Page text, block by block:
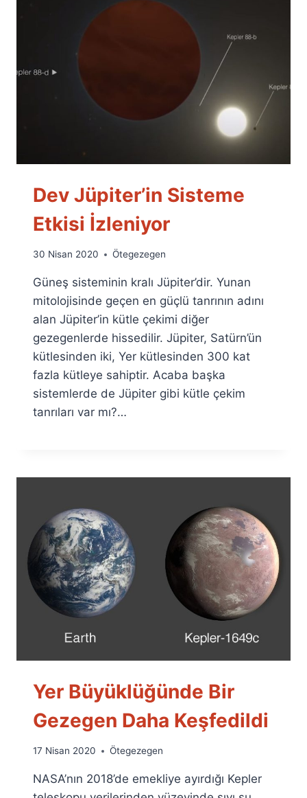
Dev Jüpiter’in Sisteme
Etkisi İzleniyor
By
Fuat
Özyar
30 Nisan 2020 Ötegezegen
Güneş sisteminin kralı Jüpiter’dir. Yunan
mitolojisinde geçen en güçlü tanrının adını
alan Jüpiter’in kütle çekimi diğer
gezegenlerde hissedilir. Jüpiter, Satürn’ün
kütlesinden iki, Yer kütlesinden 300 kat
fazla kütleye sahiptir. Acaba başka
sistemlerde de Jüpiter gibi kütle çekim
tanrıları var mı?…
Yer Büyüklüğünde Bir
Gezegen Daha Keşfedildi
By
Fuat
Özyar
17 Nisan 2020 Ötegezegen
NASA’nın 2018’de emekliye ayırdığı Kepler